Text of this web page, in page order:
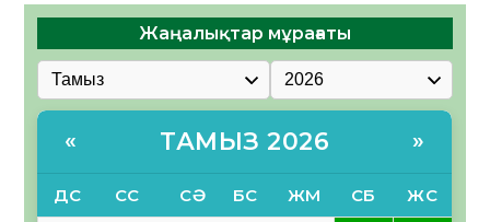
Жаңалықтар мұрағаты
« ТАМЫЗ 2026 »
ДС СС СӘ БС ЖМ СБ ЖС